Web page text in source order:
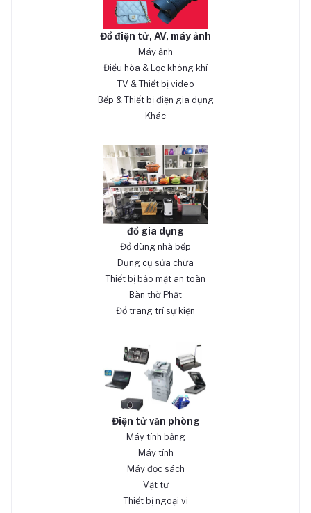
Đồ điện tử, AV, máy ảnh
Máy ảnh
Điều hòa & Lọc không khí
TV & Thiết bị video
Bếp & Thiết bị điện gia dụng
Khác
đồ gia dụng
Đồ dùng nhà bếp
Dụng cụ sửa chữa
Thiết bị bảo mật an toàn
Bàn thờ Phật
Đồ trang trí sự kiện
Điện tử văn phòng
Máy tính bảng
Máy tính
Máy đọc sách
Vật tư
Thiết bị ngoại vi